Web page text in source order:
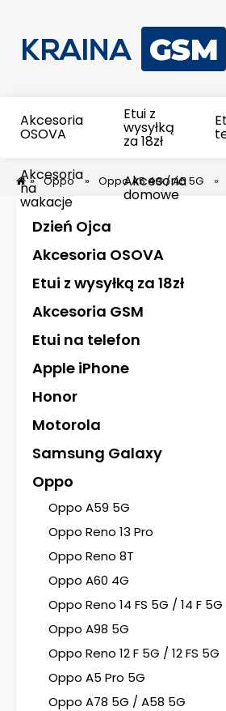
Akcesoria
OSOVA
Etui z
wysyłką
za 18zł
Akcesoria
na
wakacje
Akcesoria
domowe
» Oppo » Oppo A5 4G / A5 5G »
Dzień Ojca
Akcesoria OSOVA
Etui z wysyłką za 18zł
Akcesoria GSM
Etui na telefon
Apple iPhone
Honor
Motorola
Samsung Galaxy
Oppo
Oppo A59 5G
Oppo Reno 13 Pro
Oppo Reno 8T
Oppo A60 4G
Oppo Reno 14 FS 5G / 14 F 5G
Oppo A98 5G
Oppo Reno 12 F 5G / 12 FS 5G
Oppo A5 Pro 5G
Oppo A78 5G / A58 5G